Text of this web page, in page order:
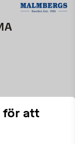
för att